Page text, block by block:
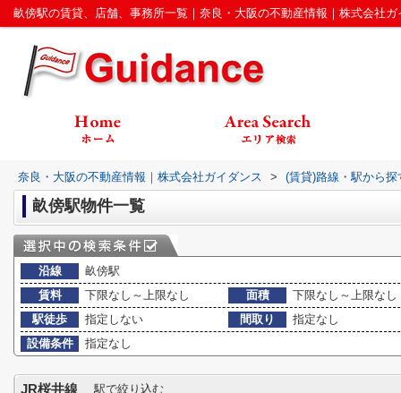
畝傍駅の賃貸、店舗、事務所一覧｜奈良・大阪の不動産情報｜株式会社ガ
奈良・大阪の不動産情報｜株式会社ガイダンス > (賃貸)路線・駅から探
畝傍駅物件一覧
沿線
畝傍駅
賃料
下限なし～上限なし 面積
下限なし～上限なし
駅徒歩
指定しない 間取り
指定なし
設備条件
指定なし
JR桜井線 駅で絞り込む